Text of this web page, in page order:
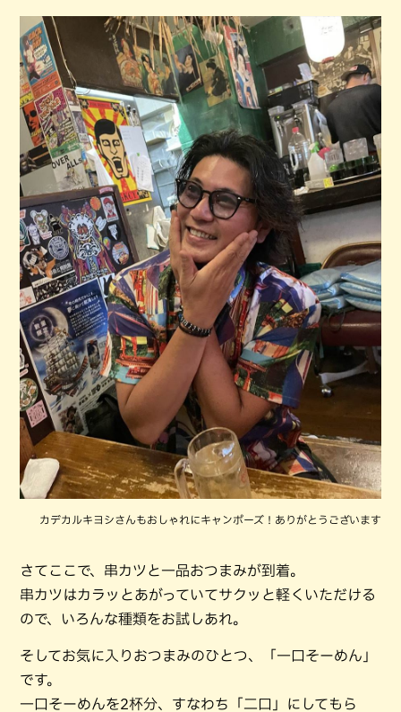
カデカルキヨシさんもおしゃれにキャンポーズ！ありがとうございます
さてここで、串カツと一品おつまみが到着。
串カツはカラッとあがっていてサクッと軽くいただける
ので、いろんな種類をお試しあれ。
そしてお気に入りおつまみのひとつ、「一口そーめん」
です。
一口そーめんを2杯分、すなわち「二口」にしてもら